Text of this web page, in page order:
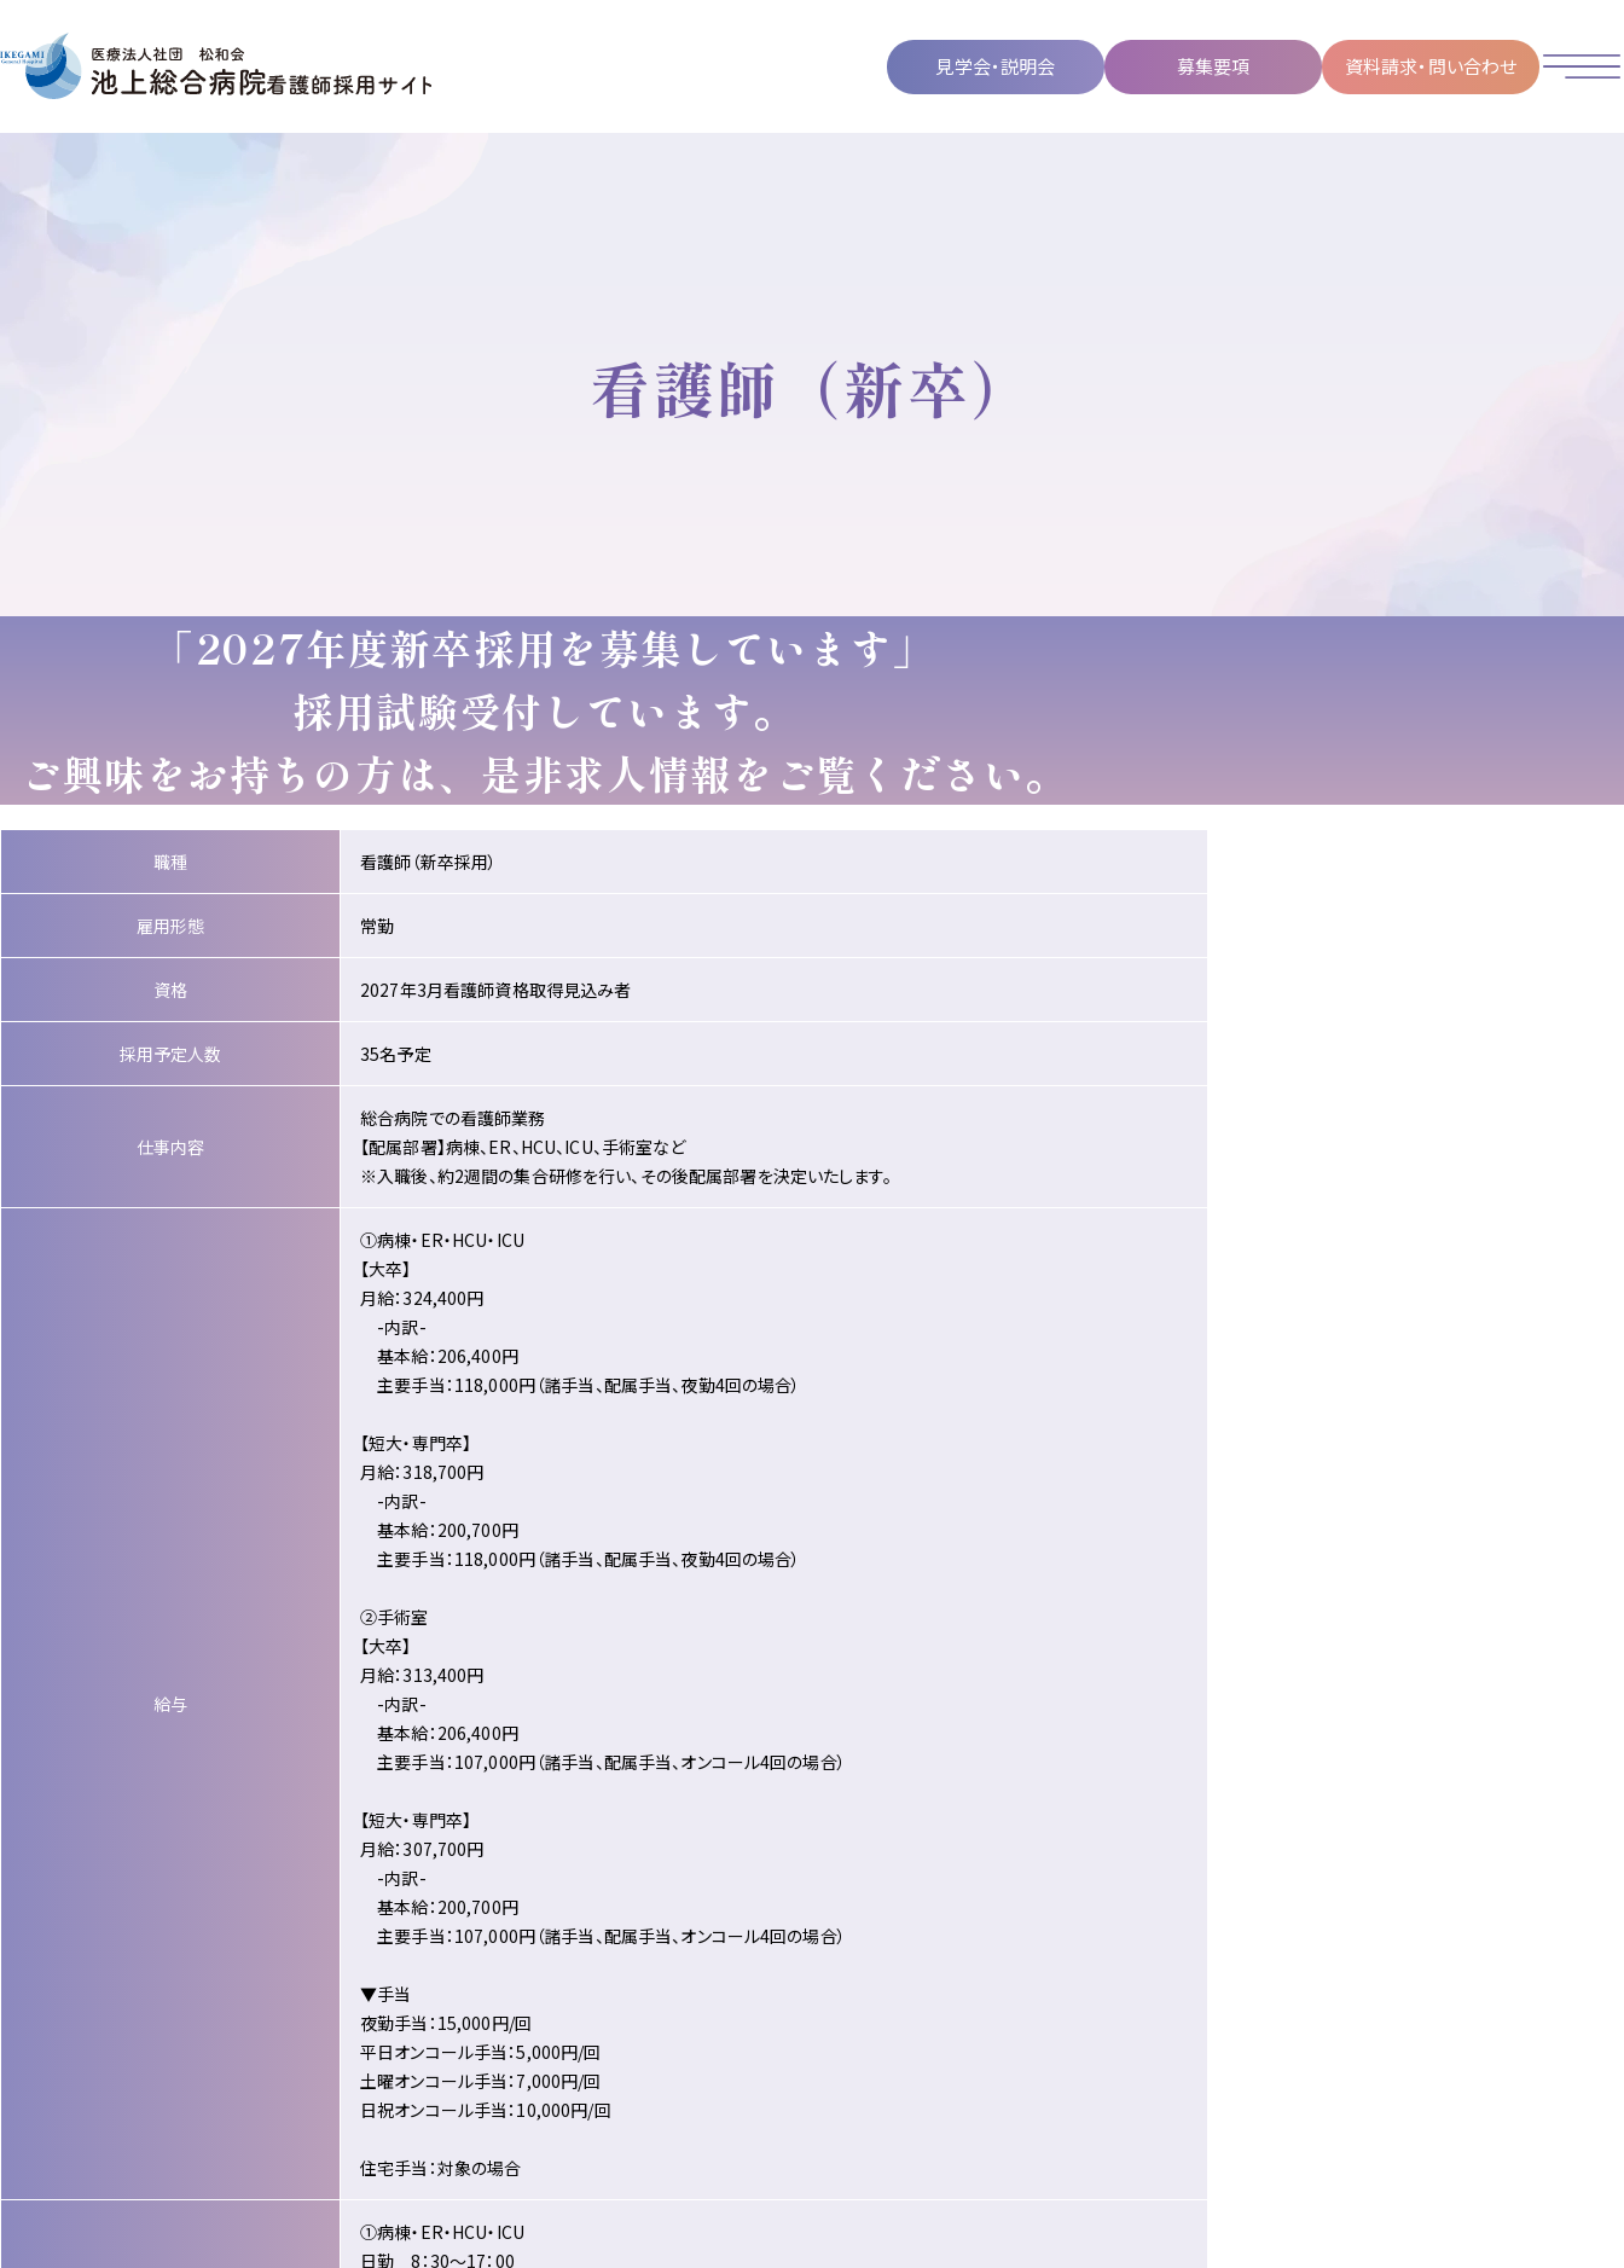
見学会・説明会 募集要項 資料請求・問い合わせ
看護師（新卒）
「2027年度新卒採用を募集しています」
採用試験受付しています。
ご興味をお持ちの方は、是非求人情報をご覧ください。
職種 看護師（新卒採用）
雇用形態 常勤
資格 2027年3月看護師資格取得見込み者
採用予定人数 35名予定
仕事内容
総合病院での看護師業務
【配属部署】病棟、ER、HCU、ICU、手術室など
※入職後、約2週間の集合研修を行い、その後配属部署を決定いたします。
給与
①病棟・ER・HCU・ICU
【大卒】
月給：324,400円
-内訳-
基本給：206,400円
主要手当：118,000円（諸手当、配属手当、夜勤4回の場合）
【短大・専門卒】
月給：318,700円
-内訳-
基本給：200,700円
主要手当：118,000円（諸手当、配属手当、夜勤4回の場合）
②手術室
【大卒】
月給：313,400円
-内訳-
基本給：206,400円
主要手当：107,000円（諸手当、配属手当、オンコール4回の場合）
【短大・専門卒】
月給：307,700円
-内訳-
基本給：200,700円
主要手当：107,000円（諸手当、配属手当、オンコール4回の場合）
▼手当
夜勤手当：15,000円/回
平日オンコール手当：5,000円/回
土曜オンコール手当：7,000円/回
日祝オンコール手当：10,000円/回
住宅手当：対象の場合
①病棟・ER・HCU・ICU
日勤 8：30～17：00